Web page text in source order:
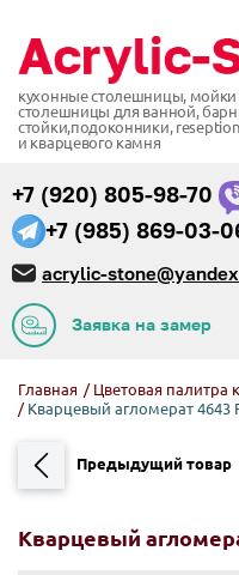
кухонные столешницы, мойки
столешницы для ванной,
стойки,подоконники,
и кварцевого камня
+7 (985) 869-03-
+7 (920) 805-98-70
acrylic-
Заявка на замер
Главная / Цветовая палитра
/ Кварцевый агломерат 4643
Кварцевый